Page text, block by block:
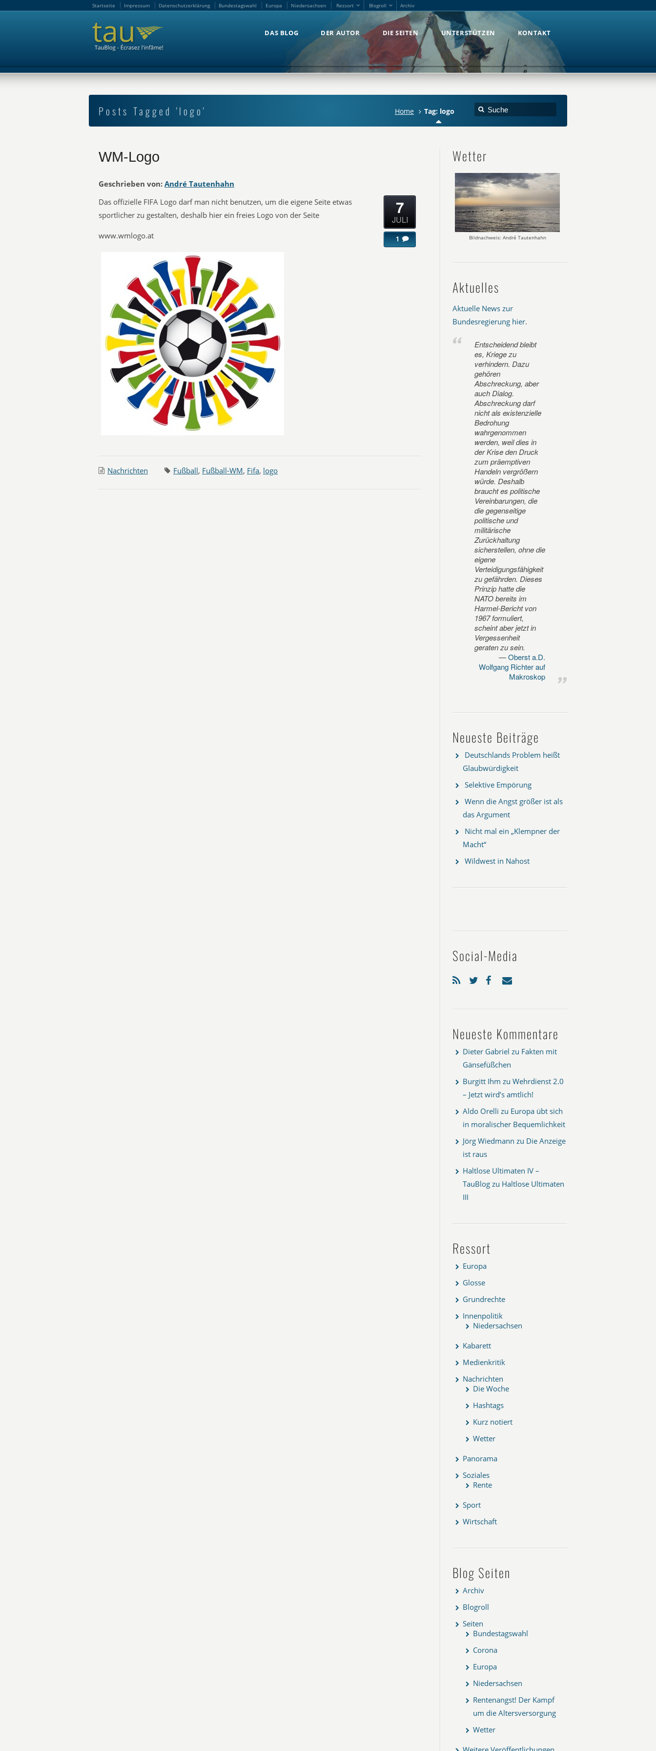
Startseite Impressum Datenschutzerklärung Bundestagswahl Europa Niedersachsen Ressort Blogroll Archiv
DAS BLOG DER AUTOR DIE SEITEN UNTERSTÜTZEN KONTAKT
Posts Tagged 'logo' Home Tag: logo
WM-Logo
Geschrieben von: André Tautenhahn
Das offizielle FIFA Logo darf man nicht benutzen, um die eigene Seite etwas
sportlicher zu gestalten, deshalb hier ein freies Logo von der Seite
www.wmlogo.at
7
JULI
1
Nachrichten Fußball, Fußball-WM, Fifa, logo
Wetter
Bildnachweis: André Tautenhahn
Aktuelles
Aktuelle News zur
Bundesregierung hier.
Entscheidend bleibt
es, Kriege zu
verhindern. Dazu
gehören
Abschreckung, aber
auch Dialog.
Abschreckung darf
nicht als existenzielle
Bedrohung
wahrgenommen
werden, weil dies in
der Krise den Druck
zum präemptiven
Handeln vergrößern
würde. Deshalb
braucht es politische
Vereinbarungen, die
die gegenseitige
politische und
militärische
Zurückhaltung
sicherstellen, ohne die
eigene
Verteidigungsfähigkeit
zu gefährden. Dieses
Prinzip hatte die
NATO bereits im
Harmel-Bericht von
1967 formuliert,
scheint aber jetzt in
Vergessenheit
geraten zu sein.
Oberst a.D.
Wolfgang Richter auf
Makroskop
Neueste Beiträge
Deutschlands Problem heißt
Glaubwürdigkeit
Selektive Empörung
Wenn die Angst größer ist als
das Argument
Nicht mal ein „Klempner der
Macht“
Wildwest in Nahost
Social-Media
Neueste Kommentare
Dieter Gabriel zu Fakten mit
Gänsefüßchen
Burgitt Ihm zu Wehrdienst 2.0
– Jetzt wird’s amtlich!
Aldo Orelli zu Europa übt sich
in moralischer Bequemlichkeit
Jörg Wiedmann zu Die Anzeige
ist raus
Haltlose Ultimaten IV –
TauBlog zu Haltlose Ultimaten
III
Ressort
Europa
Glosse
Grundrechte
Innenpolitik
Niedersachsen
Kabarett
Medienkritik
Nachrichten
Die Woche
Hashtags
Kurz notiert
Wetter
Panorama
Soziales
Rente
Sport
Wirtschaft
Blog Seiten
Archiv
Blogroll
Seiten
Bundestagswahl
Corona
Europa
Niedersachsen
Rentenangst! Der Kampf
um die Altersversorgung
Wetter
Startseite Impressum Datenschutzerklärung Bundestagswahl Europa Niedersachsen Ressort Blogroll Archiv
DAS BLOG DER AUTOR DIE SEITEN UNTERSTÜTZEN KONTAKT